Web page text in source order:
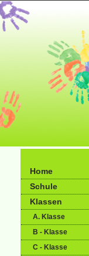
Home
Schule
Klassen
A. Klasse
B - Klasse
C - Klasse